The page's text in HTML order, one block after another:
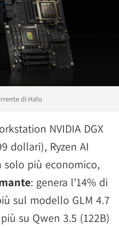
di Halo
NVIDIA DGX
dollari), Ryzen AI
solo più economico,
: genera l'14% di
sul modello GLM 4.7
su Qwen 3.5 (122B)